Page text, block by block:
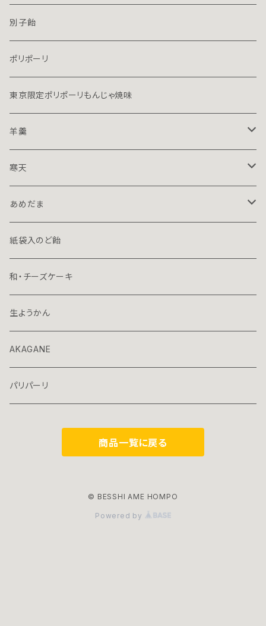
別子飴
ポリポーリ
東京限定ポリポーリもんじゃ焼味
羊羹
１５０ｇハーフ
７０ｇミニ
プレミアム
寒天
１５０ｇハーフ
７０ｇミニ
あめだま
１３０ｇ立袋
７０ｇ容器入
70ｇ箱入
紙袋入のど飴
和・チーズケーキ
生ようかん
AKAGANE
パリパーリ
商品一覧に戻る
© BESSHI AME HOMPO
Powered by